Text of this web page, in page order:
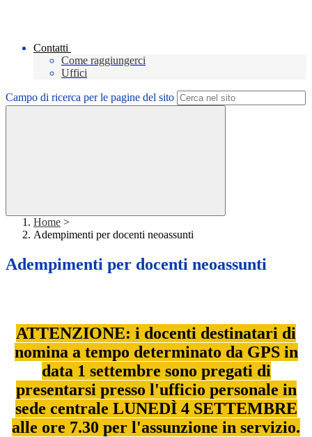
Contatti
Come raggiungerci
Uffici
Campo di ricerca per le pagine del sito
Home >
Adempimenti per docenti neoassunti
Adempimenti per docenti neoassunti
ATTENZIONE: i docenti destinatari di
nomina a tempo determinato da GPS in
data 1 settembre sono pregati di
presentarsi presso l'ufficio personale in
sede centrale LUNEDÌ 4 SETTEMBRE
alle ore 7.30 per l'assunzione in servizio.